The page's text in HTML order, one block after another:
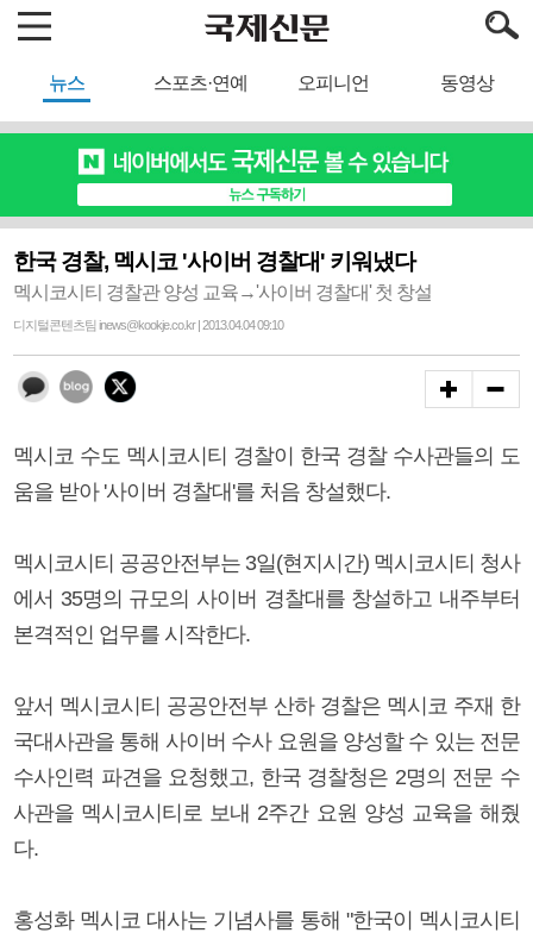
뉴스 스포츠·연예 오피니언 동영상
한국 경찰, 멕시코 '사이버 경찰대' 키워냈다
멕시코시티 경찰관 양성 교육→'사이버 경찰대' 첫 창설
디지털콘텐츠팀 inews@kookje.co.kr | 2013.04.04 09:10
멕시코 수도 멕시코시티 경찰이 한국 경찰 수사관들의 도
움을 받아 '사이버 경찰대'를 처음 창설했다.
멕시코시티 공공안전부는 3일(현지시간) 멕시코시티 청사
에서 35명의 규모의 사이버 경찰대를 창설하고 내주부터
본격적인 업무를 시작한다.
앞서 멕시코시티 공공안전부 산하 경찰은 멕시코 주재 한
국대사관을 통해 사이버 수사 요원을 양성할 수 있는 전문
수사인력 파견을 요청했고, 한국 경찰청은 2명의 전문 수
사관을 멕시코시티로 보내 2주간 요원 양성 교육을 해줬
다.
홍성화 멕시코 대사는 기념사를 통해 "한국이 멕시코시티